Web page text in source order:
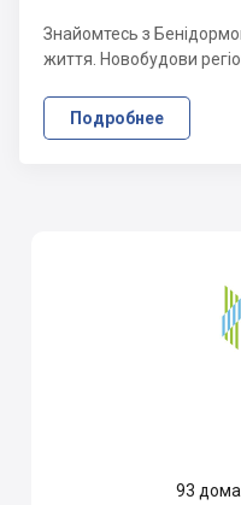
Знайомтесь з
життя. Новобудови
Подробнее
93